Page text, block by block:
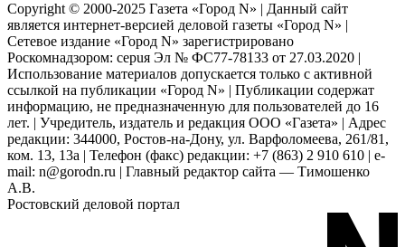
Copyright © 2000-2025 Газета «Город N» | Данный сайт
является интернет-версией деловой газеты «Город N» |
Сетевое издание «Город N» зарегистрировано
Роскомнадзором: серuя Эл № ФС77-78133 от 27.03.2020 |
Использование материалов допускается только с активной
ссылкой на публикации «Город N» | Публикации содержат
информацию, не предназначенную для пользователей до 16
лет. | Учредитель, издатель и редакция ООО «Газета» | Адрес
редакции: 344000, Ростов-на-Дону, ул. Варфоломеева, 261/81,
ком. 13, 13а | Телефон (факс) редакции: +7 (863) 2 910 610 | e-
mail: n@gorodn.ru | Главный редактор сайта — Тимошенко
А.В.
Ростовский деловой портал